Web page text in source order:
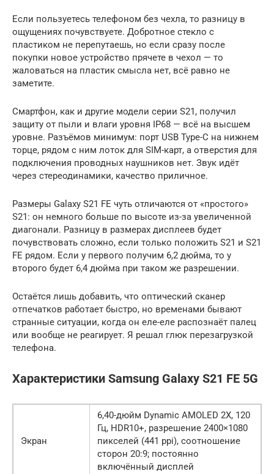
Если пользуетесь телефоном без чехла, то разницу в
ощущениях почувствуете. Добротное стекло с
пластиком не перепутаешь, но если сразу после
покупки новое устройство прячете в чехол — то
жаловаться на пластик смысла нет, всё равно не
заметите.
Смартфон, как и другие модели серии S21, получил
защиту от пыли и влаги уровня IP68 — всё на высшем
уровне. Разъёмов минимум: порт USB Type-C на нижнем
торце, рядом с ним лоток для SIM-карт, а отверстия для
подключения проводных наушников нет. Звук идёт
через стереодинамики, качество приличное.
Размеры Galaxy S21 FE чуть отличаются от «простого»
S21: он немного больше по высоте из-за увеличенной
диагонали. Разницу в размерах дисплеев будет
почувствовать сложно, если только положить S21 и S21
FE рядом. Если у первого получим 6,2 дюйма, то у
второго будет 6,4 дюйма при таком же разрешении.
Остаётся лишь добавить, что оптический сканер
отпечатков работает быстро, но временами бывают
странные ситуации, когда он еле-еле распознаёт палец
или вообще не реагирует. Я решал глюк перезагрузкой
телефона.
Характеристики Samsung Galaxy S21 FE 5G
Экран
6,40-дюйм Dynamic AMOLED 2X, 120
Гц, HDR10+, разрешение 2400×1080
пикселей (441 ppi), соотношение
сторон 20:9; постоянно
включённый дисплей